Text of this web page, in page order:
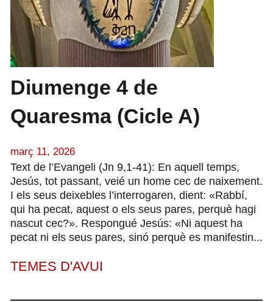
Diumenge 4 de
Quaresma (Cicle A)
març 11, 2026
Text de l’Evangeli (Jn 9,1-41): En aquell temps,
Jesús, tot passant, veié un home cec de naixement.
I els seus deixebles l’interrogaren, dient: «Rabbí,
qui ha pecat, aquest o els seus pares, perquè hagi
nascut cec?». Respongué Jesús: «Ni aquest ha
pecat ni els seus pares, sinó perquè es manifestin...
TEMES D'AVUI